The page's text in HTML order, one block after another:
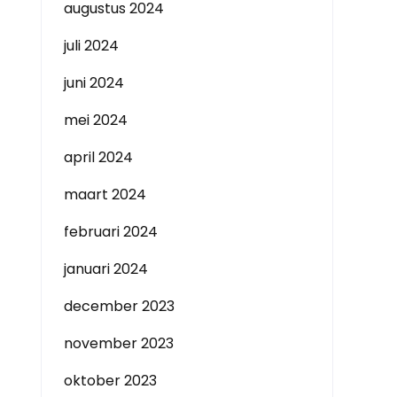
augustus 2024
juli 2024
juni 2024
mei 2024
april 2024
maart 2024
februari 2024
januari 2024
december 2023
november 2023
oktober 2023